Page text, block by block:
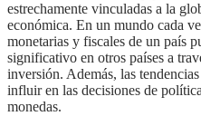
estrechamente vinculadas a la
económica. En un mundo cada
monetarias y fiscales de un país
significativo en otros países a
inversión. Además, las
influir en las decisiones de
monedas.